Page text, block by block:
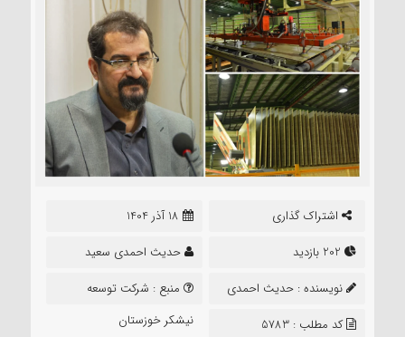
اشتراک گذاری
18 آذر 1404
حدیث احمدی سعید
نویسنده : حدیث احمدی
سعید
منبع : شرکت توسعه
نیشکر خوزستان
کد مطلب : 5783